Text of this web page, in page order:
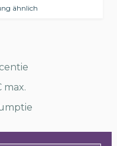
ähnlich
max.